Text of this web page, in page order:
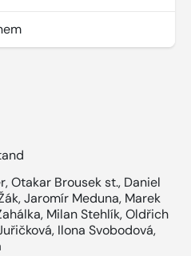
,Otakar Brousek st., Daniel
,Jaromír Meduna, Marek
, Milan Stehlík,Oldřich
, Ilona Svobodová,